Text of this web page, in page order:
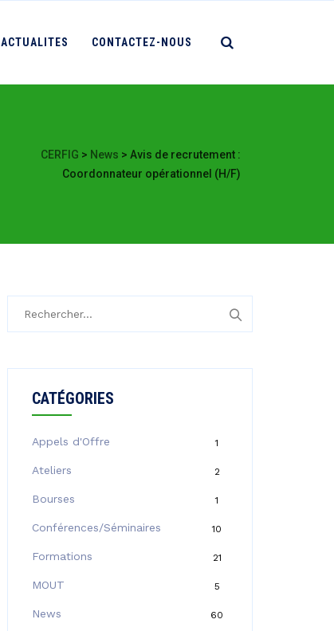
ACTUALITES CONTACTEZ-NOUS
CERFIG > News > Avis de recrutement :
Coordonnateur opérationnel (H/F)
CATÉGORIES
Appels d'Offre 1
Ateliers 2
Bourses 1
Conférences/Séminaires 10
Formations 21
MOUT 5
News 60